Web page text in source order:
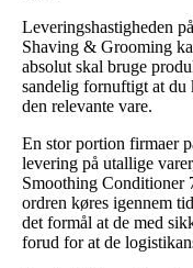
Leveringshastigheden
Shaving & Grooming
absolut skal bruge
sandelig fornuftigt at
den relevante vare.
En stor portion firmaer
levering på utallige
Smoothing Conditioner
ordren køres igennem
det formål at de med
forud for at de